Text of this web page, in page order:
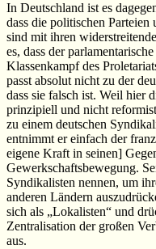
In Deutschland ist es
dass die politischen
sind mit ihren
es, dass der
Klassenkampf des
passt absolut nicht zu der
dass sie falsch ist. Weil hier
prinzipiell und nicht
zu einem deutschen
entnimmt er einfach der
eigene Kraft in seinen]
Gewerkschaftsbewegung.
Syndikalisten nennen, um
anderen Ländern
sich als „Lokalisten“ und
Zentralisation der großen
aus.